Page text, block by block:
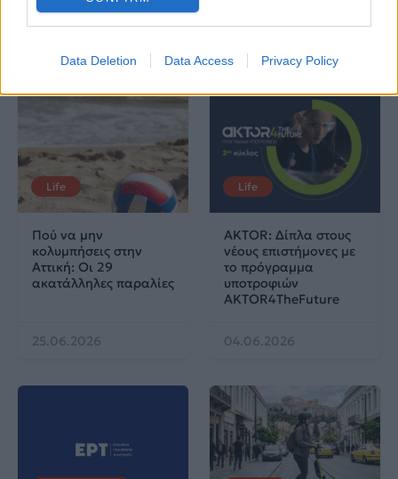
Data Deletion Data Access Privacy Policy
Life
Πού να μην
κολυμπήσεις στην
Αττική: Οι 29
ακατάλληλες παραλίες
25.06.2026
Life
AKTOR: Δίπλα στους
νέους επιστήμονες με
το πρόγραμμα
υποτροφιών
AKTOR4TheFuture
04.06.2026